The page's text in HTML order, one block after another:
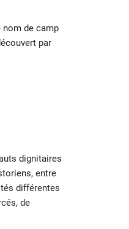
de camp
par
dignitaires
entre
différentes
de